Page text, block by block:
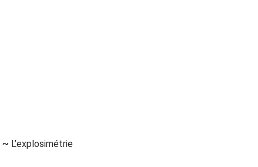
~ L’explosimétrie